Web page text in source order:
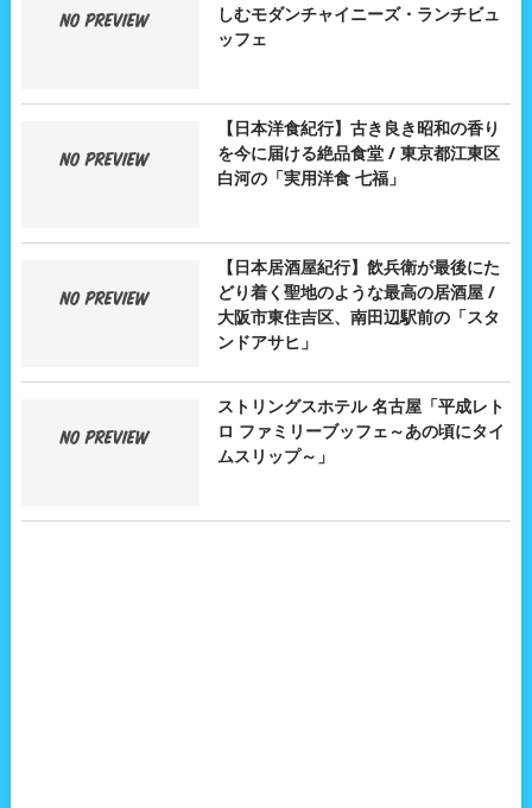
しむモダンチャイニーズ・ランチビュ
ッフェ
【日本洋食紀行】古き良き昭和の香り
を今に届ける絶品食堂 / 東京都江東区
白河の「実用洋食 七福」
【日本居酒屋紀行】飲兵衛が最後にた
どり着く聖地のような最高の居酒屋 /
大阪市東住吉区、南田辺駅前の「スタ
ンドアサヒ」
ストリングスホテル 名古屋「平成レト
ロ ファミリーブッフェ～あの頃にタイ
ムスリップ～」